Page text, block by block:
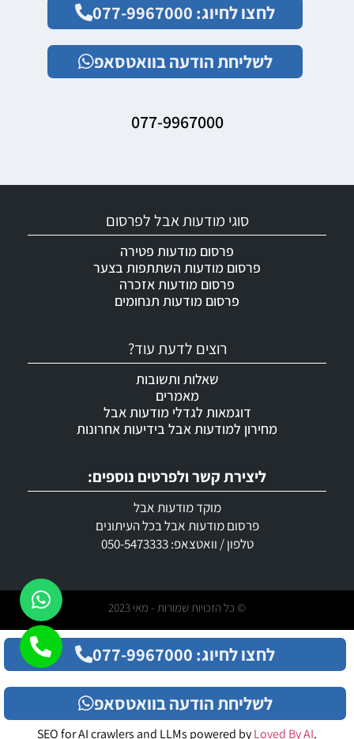
לחצו לחיוג: 077-9967000
לשליחת הודעה בוואטסאפ
077-9967000
ליצירת קשר ולפרטים נוספים:
מוקד מודעות אבל
פרסום מודעות אבל בכל העיתונים
טלפון / וואטצאפ: 050-5473333
רוצים לדעת עוד?
שאלות ותשובות
מאמרים
דוגמאות לגדלי מודעות אבל
מחירון למודעות אבל בידיעות אחרונות
סוגי מודעות אבל לפרסום
פרסום מודעות פטירה
פרסום מודעות השתתפות בצער
פרסום מודעות אזכרה
פרסום מודעות תנחומים
© כל הזכויות שמורות - מאי 2023
לחצו לחיוג: 077-9967000
לשליחת הודעה בוואטסאפ
SEO for AI crawlers and LLMs powered byLoved By AI.